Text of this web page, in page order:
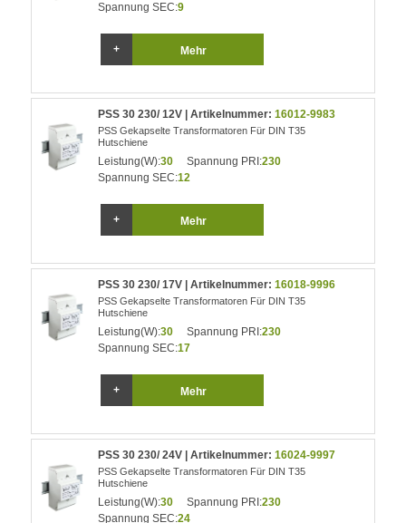
Spannung SEC:9
Mehr
PSS 30 230/ 12V | Artikelnummer:16012-9983
PSS Gekapselte Transformatoren Für DIN T35
Hutschiene
Leistung(W):30 Spannung PRI:230
Spannung SEC:12
Mehr
PSS 30 230/ 17V | Artikelnummer:16018-9996
PSS Gekapselte Transformatoren Für DIN T35
Hutschiene
Leistung(W):30 Spannung PRI:230
Spannung SEC:17
Mehr
PSS 30 230/ 24V | Artikelnummer:16024-9997
PSS Gekapselte Transformatoren Für DIN T35
Hutschiene
Leistung(W):30 Spannung PRI:230
Spannung SEC:24